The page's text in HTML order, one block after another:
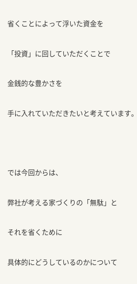
省くことによって浮いた資金を
「投資」に回していただくことで
金銭的な豊かさを
手に入れていただきたいと考えています。
では今回からは、
弊社が考える家づくりの「無駄」と
それを省くために
具体的にどうしているのかについて